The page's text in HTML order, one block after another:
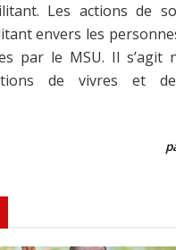
Les actions de
envers les
par le MSU. Il s’agit
de vivres et